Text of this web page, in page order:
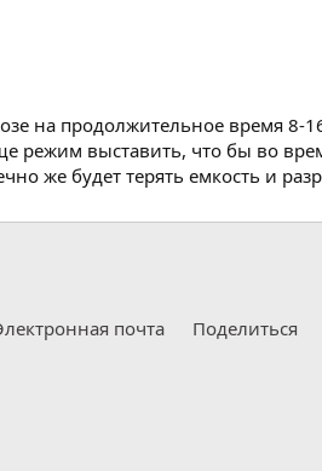
на продолжительное время 8-
режим выставить, что бы во
же будет терять емкость и
почта Поделиться